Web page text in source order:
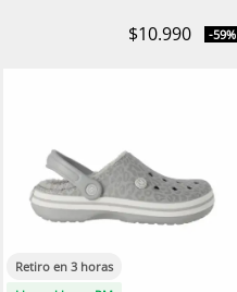
$10.990 -59%
Retiro en 3 horas